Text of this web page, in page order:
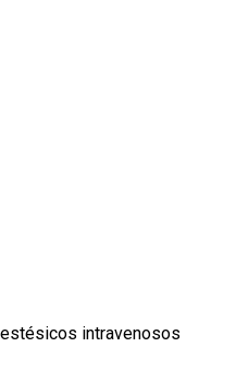
intravenosos